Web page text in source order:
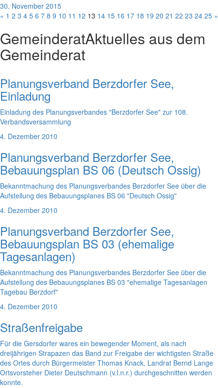
30. November 2015
« 1 2 3 4 5 6 7 8 9 10 11 12 13 14 15 16 17 18 19 20 21 22 23 24 25 »
GemeinderatAktuelles aus dem
Gemeinderat
Planungsverband Berzdorfer See,
Einladung
Einladung des Planungsverbandes "Berzdorfer See" zur 108.
Verbandsversammlung
4. Dezember 2010
Planungsverband Berzdorfer See,
Bebauungsplan BS 06 (Deutsch Ossig)
Bekanntmachung des Planungsverbandes Berzdorfer See über die
Aufstellung des Bebauungsplanes BS 06 "Deutsch Ossig"
4. Dezember 2010
Planungsverband Berzdorfer See,
Bebauungsplan BS 03 (ehemalige
Tagesanlagen)
Bekanntmachung des Planungsverbandes Berzdorfer See über die
Aufstellung des Bebauungsplanes BS 03 "ehemalige Tagesanlagen
Tagebau Berzdorf"
4. Dezember 2010
Straßenfreigabe
Für die Gersdorfer wares ein bewegender Moment, als nach
dreijährigen Strapazen das Band zur Freigabe der wichtigsten Straße
des Ortes durch Bürgermeister Thomas Knack, Landrat Bernd Lange
Ortsvorsteher Dieter Deutschmann (v.l.n.r.) durchgeschnitten werden
konnte.